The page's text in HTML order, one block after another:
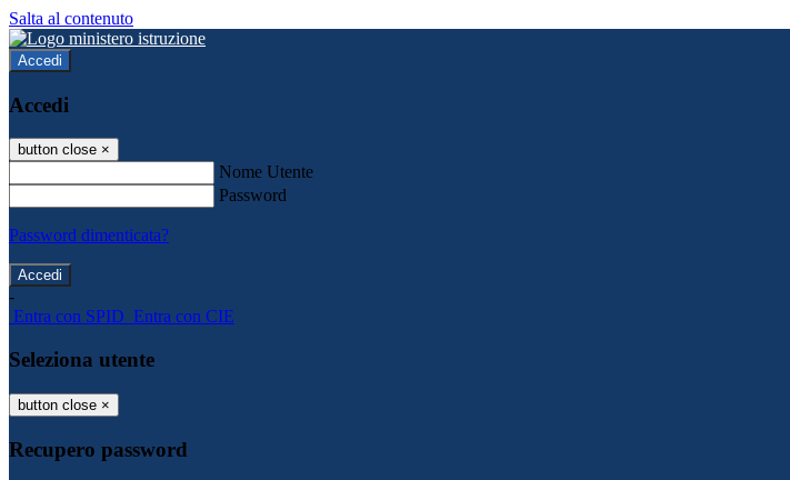
Salta al contenuto
Accedi
Accedi
button close ×
Nome Utente
Password
Password dimenticata?
-
Entra con SPID Entra con CIE
Seleziona utente
button close ×
Recupero password